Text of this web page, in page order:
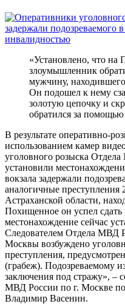
«Установлено, что на
злоумышленник
мужчину,
Он подошел к нему
золотую цепочку и
обратился за
В результате оперативно-
использованием камер
уголовного розыска
установили
вокзала задержали
аналогичные преступления
Астраханской области,
Похищенное он успел
местонахождение сейчас
Следователем Отдела МВД
Москвы возбуждено
преступления,
(грабеж). Подозреваемому
заключения под стражу»,
МВД России по г. Москве
Владимир Васенин.